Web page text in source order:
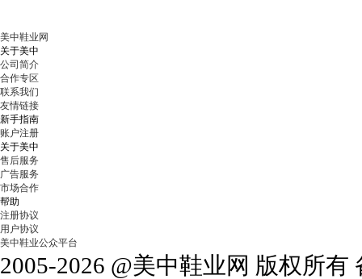
美中鞋业网
关于美中
公司简介
合作专区
联系我们
友情链接
新手指南
账户注册
关于美中
售后服务
广告服务
市场合作
帮助
注册协议
用户协议
美中鞋业公众平台
2005-2026 @美中鞋业网 版权所有